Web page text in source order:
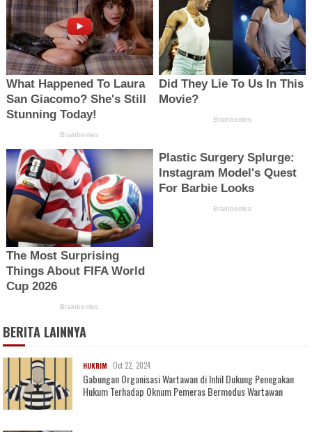
BERITA LAINNYA
HUKRIM Oct 22, 2024
Gabungan Organisasi Wartawan di Inhil Dukung Penegakan
Hukum Terhadap Oknum Pemeras Bermodus Wartawan